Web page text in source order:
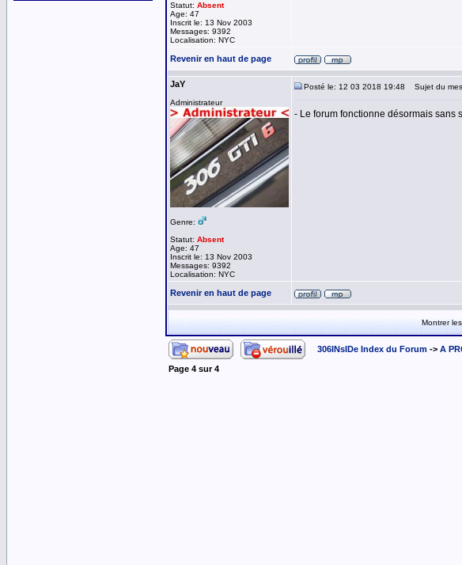
Statut: Absent
Age: 47
Inscrit le: 13 Nov 2003
Messages: 9392
Localisation: NYC
Revenir en haut de page
JaY
Administrateur
Genre:
Statut: Absent
Age: 47
Inscrit le: 13 Nov 2003
Messages: 9392
Localisation: NYC
Posté le: 12 03 2018 19:48 Sujet du
- Le forum fonctionne désormais sans
Revenir en haut de page
Montrer
306INsIDe Index du Forum -> A
Page 4 sur4